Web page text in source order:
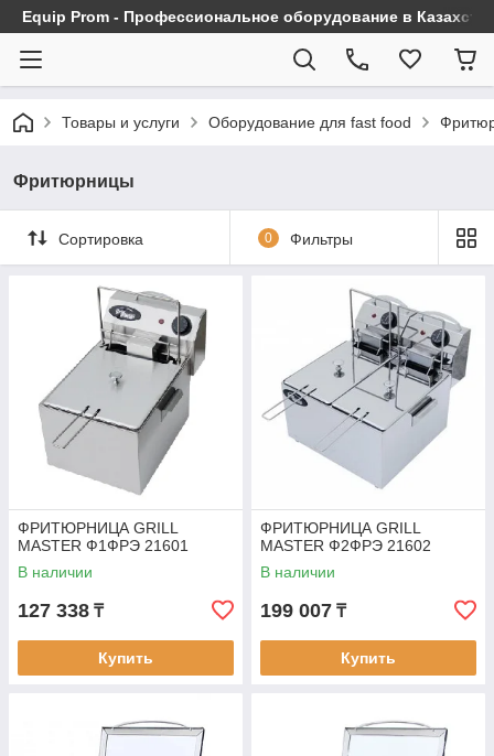
Equip Prom - Профессиональное оборудование в
Товары и услуги Оборудование для fast food
Фритюрницы
Сортировка 0 Фильтры
ФРИТЮРНИЦА GRILL
MASTER Ф1ФРЭ 21601
В наличии
127 338 ₸
Купить
ФРИТЮРНИЦА GRILL
MASTER Ф2ФРЭ 21602
В наличии
199 007 ₸
Купить